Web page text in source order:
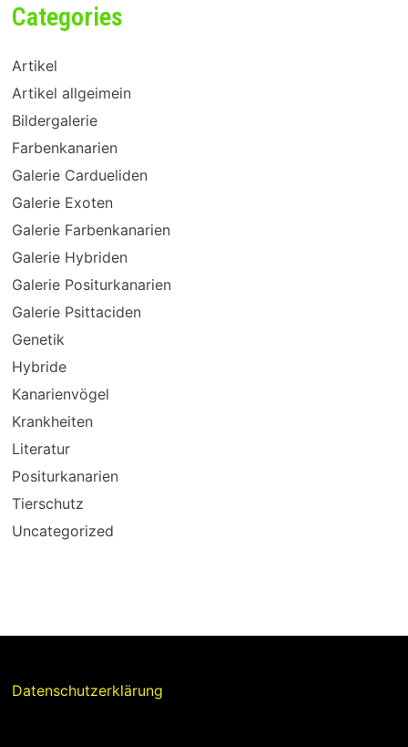
Categories
Artikel
Artikel allgeimein
Bildergalerie
Farbenkanarien
Galerie Cardueliden
Galerie Exoten
Galerie Farbenkanarien
Galerie Hybriden
Galerie Positurkanarien
Galerie Psittaciden
Genetik
Hybride
Kanarienvögel
Krankheiten
Literatur
Positurkanarien
Tierschutz
Uncategorized
Datenschutzerklärung